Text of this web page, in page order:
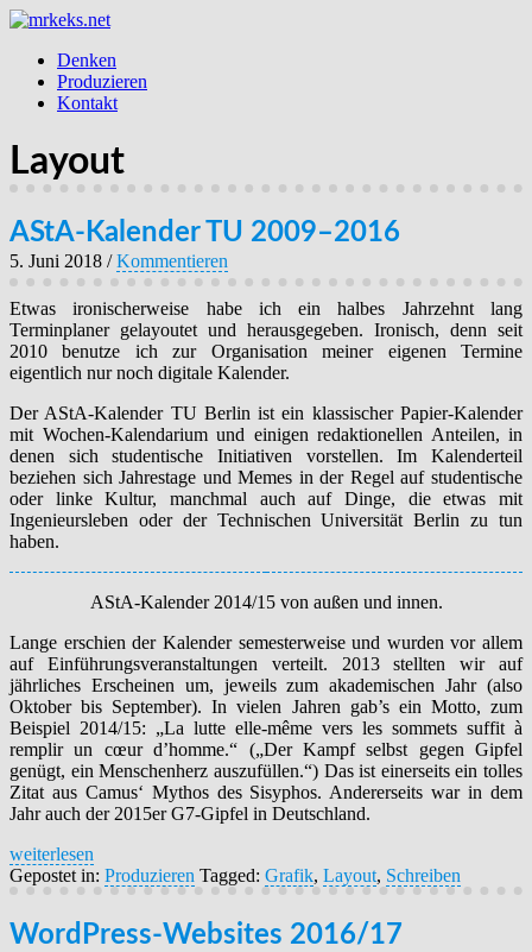
Denken
Produzieren
Kontakt
Layout
AStA-Kalender TU 2009–2016
5. Juni 2018 /Kommentieren
Etwas ironischerweise habe ich ein halbes Jahrzehnt lang
Terminplaner gelayoutet und herausgegeben. Ironisch, denn seit
2010 benutze ich zur Organisation meiner eigenen Termine
eigentlich nur noch digitale Kalender.
Der AStA-Kalender TU Berlin ist ein klassischer Papier-Kalender
mit Wochen-Kalendarium und einigen redaktionellen Anteilen, in
denen sich studentische Initiativen vorstellen. Im Kalenderteil
beziehen sich Jahrestage und Memes in der Regel auf studentische
oder linke Kultur, manchmal auch auf Dinge, die etwas mit
Ingenieursleben oder der Technischen Universität Berlin zu tun
haben.
AStA-Kalender 2014/15 von außen und innen.
Lange erschien der Kalender semesterweise und wurden vor allem
auf Einführungsveranstaltungen verteilt. 2013 stellten wir auf
jährliches Erscheinen um, jeweils zum akademischen Jahr (also
Oktober bis September). In vielen Jahren gab’s ein Motto, zum
Beispiel 2014/15: „La lutte elle-même vers les sommets suffit à
remplir un cœur d’homme.“ („Der Kampf selbst gegen Gipfel
genügt, ein Menschenherz auszufüllen.“) Das ist einerseits ein tolles
Zitat aus Camus‘ Mythos des Sisyphos. Andererseits war in dem
Jahr auch der 2015er G7-Gipfel in Deutschland.
weiterlesen
Gepostet in: Produzieren Tagged: Grafik, Layout, Schreiben
WordPress-Websites 2016/17